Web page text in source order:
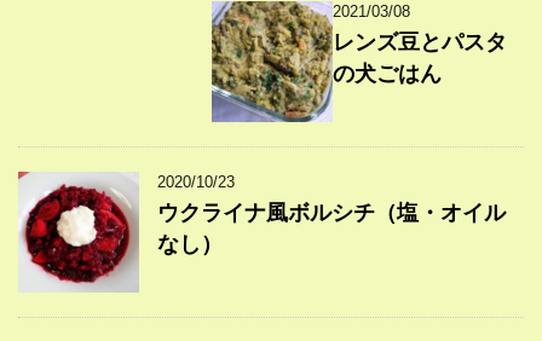
2021/03/08
レンズ豆とパスタ
の犬ごはん
2020/10/23
ウクライナ風ボルシチ（塩・オイル
なし）